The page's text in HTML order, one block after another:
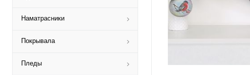
Наматрасники
Покрывала
Пледы